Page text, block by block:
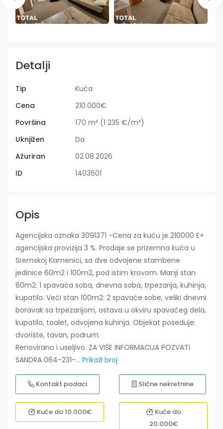
Detalji
Tip
Kuća
Cena
210.000€
Površina
170 m² (1 235 €/m²)
Uknjižen
Da
Ažuriran
02.08.2026
ID
1403601
Opis
Agencijska oznaka 3091371 -Cena za kuću je 210000 E+
agencijska provizija 3 %. Prodaje se prizemna kuća u
Sremskoj Kamenici, sa dve odvojene stambene
jedinice 60m2 i 100m2, pod istim krovom. Manji stan
60m2: 1 spavaća soba, dnevna soba, trpezarija, kuhinja,
kupatilo. Veći stan 100m2: 2 spavaće sobe, veliki dnevni
boravak sa trpezarijom, ostava u okviru spavaćeg dela,
kupatilo, toalet, odvojena kuhinja. Objekat poseduje:
dvorište, tavan, podrum.
Renovirano i useljivo. ZA VIŠE INFORMACIJA POZVATI
SANDRA 064-231-... Prikaži broj
Kontakt podaci Slične nekretnine
Kuće do 10.000€
Kuće do
20.000€